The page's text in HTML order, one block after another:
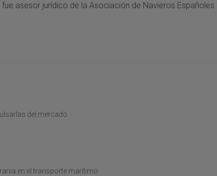
asesor jurídico de la Asociación de Navieros Españoles
del mercado
en el transporte marítimo